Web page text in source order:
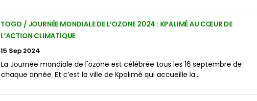
TOGO / JOURNÉE MONDIALE DE L’OZONE 2024 : KPALIMÉ AU CŒUR DE
L’ACTION CLIMATIQUE
15 Sep 2024
La Journée mondiale de l'ozone est célébrée tous les 16 septembre de
chaque année. Et c’est la ville de Kpalimé qui accueille la…